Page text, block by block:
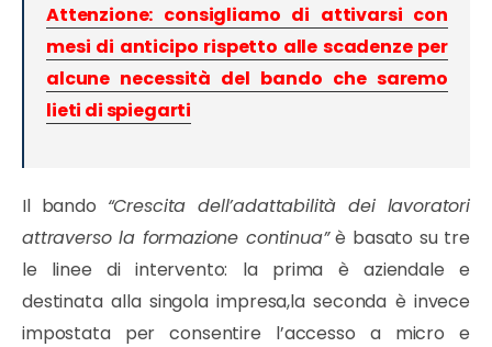
Attenzione: consigliamo di attivarsi con
mesi di anticipo rispetto alle scadenze per
alcune necessità del bando che saremo
lieti di spiegarti
Il bando “Crescita dell’adattabilità dei lavoratori
attraverso la formazione continua”è basato su tre
le linee di intervento: la prima è aziendale e
destinata alla singola impresa,la seconda è invece
impostata per consentire l’accesso a micro e